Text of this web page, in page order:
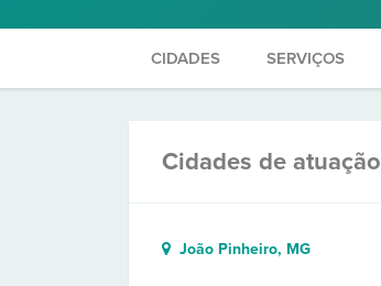
CIDADES SERVIÇOS
Cidades de atuação
João Pinheiro, MG